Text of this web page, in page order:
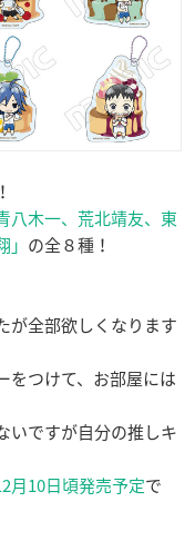
八木一、荒北靖友、東
の全８種！
が全部欲しくなります
をつけて、お部屋には
いですが自分の推しキ
月10日頃発売予定で